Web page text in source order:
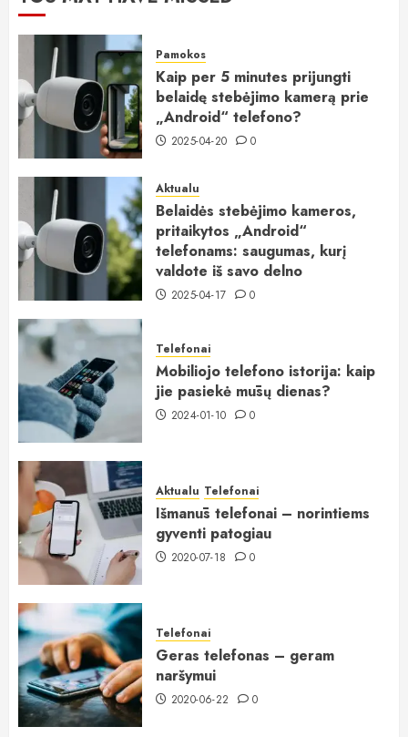
Pamokos
Kaip per 5 minutes prijungti
belaidę stebėjimo kamerą prie
„Android“ telefono?
2025-04-20 0
Aktualu
Belaidės stebėjimo kameros,
pritaikytos „Android“
telefonams: saugumas, kurį
valdote iš savo delno
2025-04-17 0
Telefonai
Mobiliojo telefono istorija: kaip
jie pasiekė mūsų dienas?
2024-01-10 0
Aktualu Telefonai
Išmanūs telefonai – norintiems
gyventi patogiau
2020-07-18 0
Telefonai
Geras telefonas – geram
naršymui
2020-06-22 0